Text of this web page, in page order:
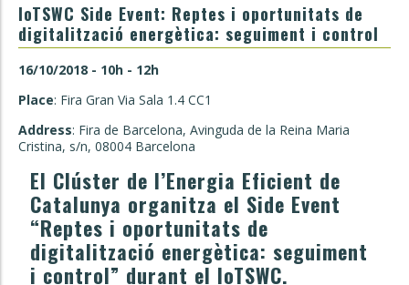
IoTSWC Side Event: Reptes i oportunitats de
digitalització energètica: seguiment i control
16/10/2018 - 10h - 12h
Place: Fira Gran Via Sala 1.4 CC1
Address: Fira de Barcelona, Avinguda de la Reina Maria
Cristina, s/n, 08004 Barcelona
El Clúster de l’Energia Eficient de
Catalunya organitza el Side Event
“Reptes i oportunitats de
digitalització energètica: seguiment
i control” durant el IoTSWC.